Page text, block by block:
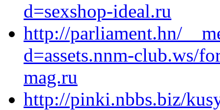
d=sexshop-ideal.ru
http://parliament.hn/
d=assets.nnm-club.ws/
mag.ru
http://pinki.nbbs.biz/